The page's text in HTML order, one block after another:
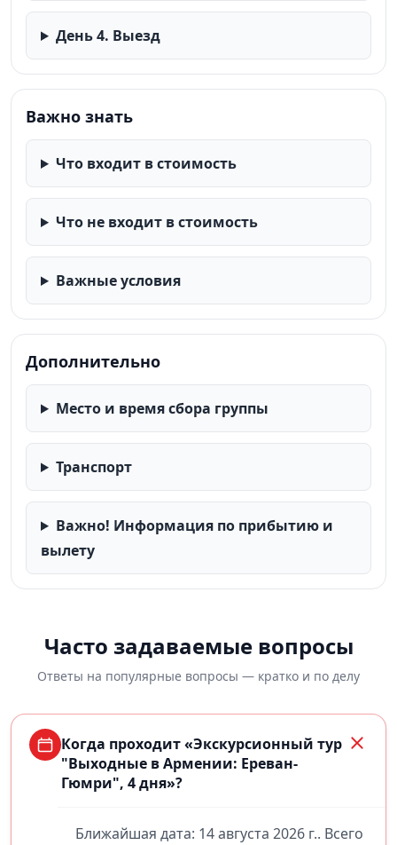
День 4. Выезд
Важно знать
Что входит в стоимость
Что не входит в стоимость
Важные условия
Дополнительно
Место и время сбора группы
Транспорт
Важно! Информация по прибытию и
вылету
Часто задаваемые вопросы
Ответы на популярные вопросы — кратко и по делу
Когда проходит «Экскурсионный тур
"Выходные в Армении: Ереван-
Гюмри", 4 дня»?
Ближайшая дата: 14 августа 2026 г.. Всего